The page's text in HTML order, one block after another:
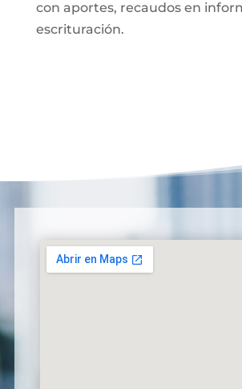
con aportes, recaudos en
escrituración.